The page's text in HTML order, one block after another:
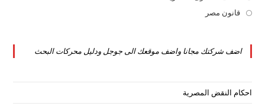
tab
قانون مصر
new
اضف شركتك مجانا واضف موقعك الى جوجل ودليل محركات البحث
احكام النقض المصرية